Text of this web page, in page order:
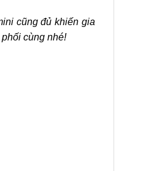
cũng đủ khiến gia
cùng nhé!